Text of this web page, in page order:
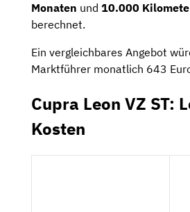
Monaten und 10.000
berechnet.
Ein vergleichbares Angebot
Marktführer monatlich 643
Cupra Leon VZ ST:
Kosten